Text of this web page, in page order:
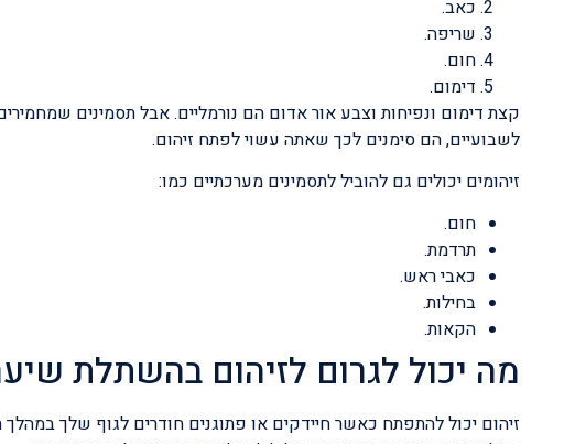
כאב.
שריפה.
חום.
דימום.
קצת דימום ונפיחות וצבע אור אדום הם נורמליים. אבל תסמינים
לשבועיים, הם סימנים לכך שאתה עשוי לפתח זיהום.
זיהומים יכולים גם להוביל לתסמינים מערכתיים כמו:
חום.
תרדמת.
כאבי ראש.
בחילות.
הקאות.
מה יכול לגרום לזיהום בהשתלת
זיהום יכול להתפתח כאשר חיידקים או פתוגנים חודרים לגוף שלך